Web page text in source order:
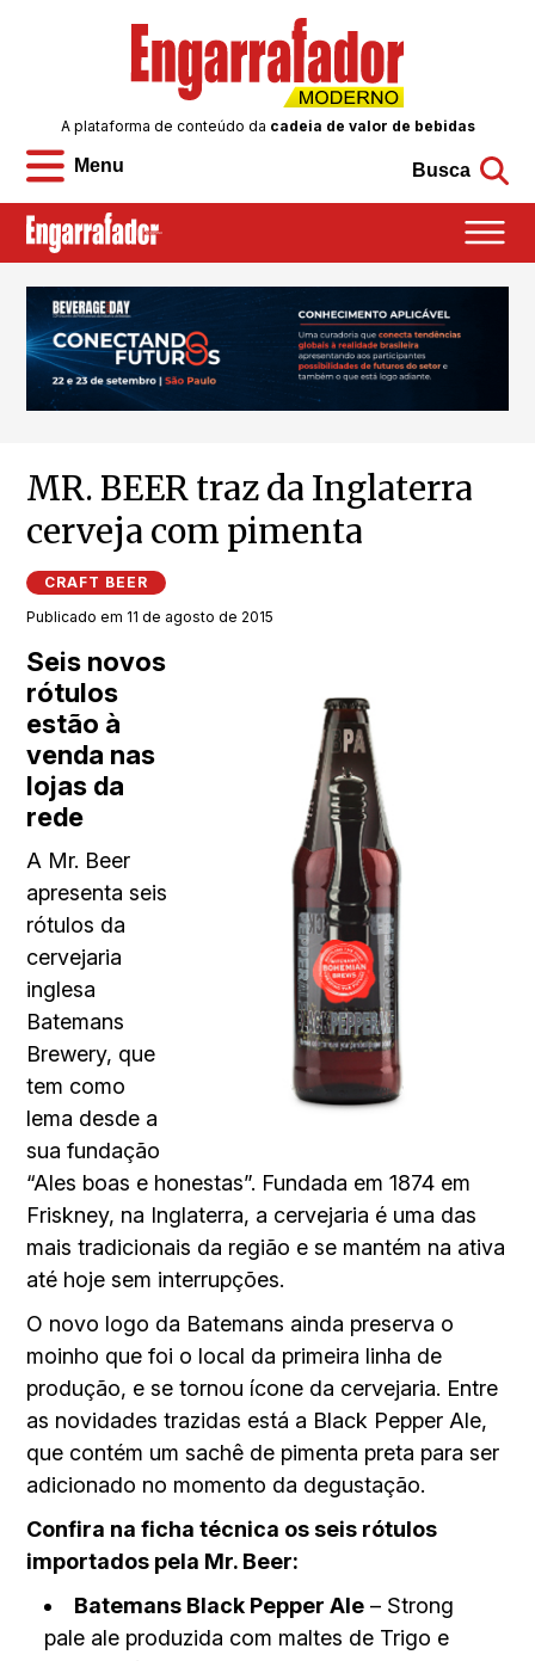
Menu
A plataforma de conteúdo da cadeia de valor de bebidas
Busca
MR. BEER traz da Inglaterra
cerveja com pimenta
CRAFT BEER
Publicado em 11 de agosto de 2015
Seis novos
rótulos
estão à
venda nas
lojas da
rede
A Mr. Beer
apresenta seis
rótulos da
cervejaria
inglesa
Batemans
Brewery, que
tem como
lema desde a
sua fundação
“Ales boas e honestas”. Fundada em 1874 em
Friskney, na Inglaterra, a cervejaria é uma das
mais tradicionais da região e se mantém na ativa
até hoje sem interrupções.
O novo logo da Batemans ainda preserva o
moinho que foi o local da primeira linha de
produção, e se tornou ícone da cervejaria. Entre
as novidades trazidas está a Black Pepper Ale,
que contém um sachê de pimenta preta para ser
adicionado no momento da degustação.
Confira na ficha técnica os seis rótulos
importados pela Mr. Beer:
Batemans Black Pepper Ale – Strong
pale ale produzida com maltes de Trigo e